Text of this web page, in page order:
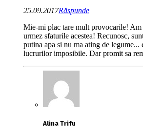
25.09.2017Răspunde
Mie-mi plac tare mult provocarile! Am
urmez sfaturile acestea! Recunosc,
putina apa si nu ma ating de legume...
lucrurilor imposibile. Dar promit sa
Alina Trifu